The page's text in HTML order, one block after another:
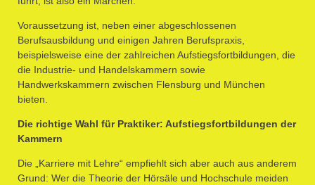
Voraussetzung ist, neben einer abgeschlossenen
Berufsausbildung und einigen Jahren Berufspraxis,
beispielsweise eine der zahlreichen Aufstiegsfortbildungen, die
die Industrie- und Handelskammern sowie
Handwerkskammern zwischen Flensburg und München
bieten.
Die richtige Wahl für Praktiker: Aufstiegsfortbildungen der
Kammern
Die „Karriere mit Lehre“ empfiehlt sich aber auch aus anderem
Grund: Wer die Theorie der Hörsäle und Hochschule meiden